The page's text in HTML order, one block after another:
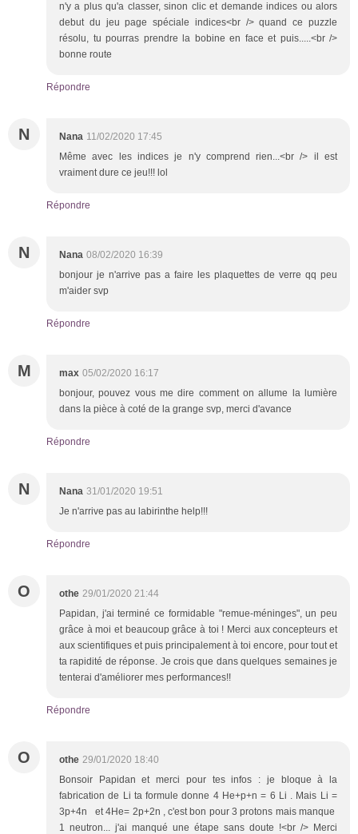
n'y a plus qu'a classer, sinon clic et demande indices ou alors
debut du jeu page spéciale indices<br /> quand ce puzzle
résolu, tu pourras prendre la bobine en face et puis.....<br />
bonne route
Répondre
N Nana 11/02/2020 17:45
Même avec les indices je n'y comprend rien...<br /> il est
vraiment dure ce jeu!!! lol
Répondre
N Nana 08/02/2020 16:39
bonjour je n'arrive pas a faire les plaquettes de verre qq peu
m'aider svp
Répondre
M max 05/02/2020 16:17
bonjour, pouvez vous me dire comment on allume la lumière
dans la pièce à coté de la grange svp, merci d'avance
Répondre
N Nana 31/01/2020 19:51
Je n'arrive pas au labirinthe help!!!
Répondre
O othe 29/01/2020 21:44
Papidan, j'ai terminé ce formidable "remue-méninges", un peu
grâce à moi et beaucoup grâce à toi ! Merci aux concepteurs et
aux scientifiques et puis principalement à toi encore, pour tout et
ta rapidité de réponse. Je crois que dans quelques semaines je
tenterai d'améliorer mes performances!!
Répondre
O othe 29/01/2020 18:40
Bonsoir Papidan et merci pour tes infos : je bloque à la
fabrication de Li ta formule donne 4 He+p+n = 6 Li . Mais Li =
3p+4n et 4He= 2p+2n , c'est bon pour 3 protons mais manque
1 neutron... j'ai manqué une étape sans doute !<br /> Merci